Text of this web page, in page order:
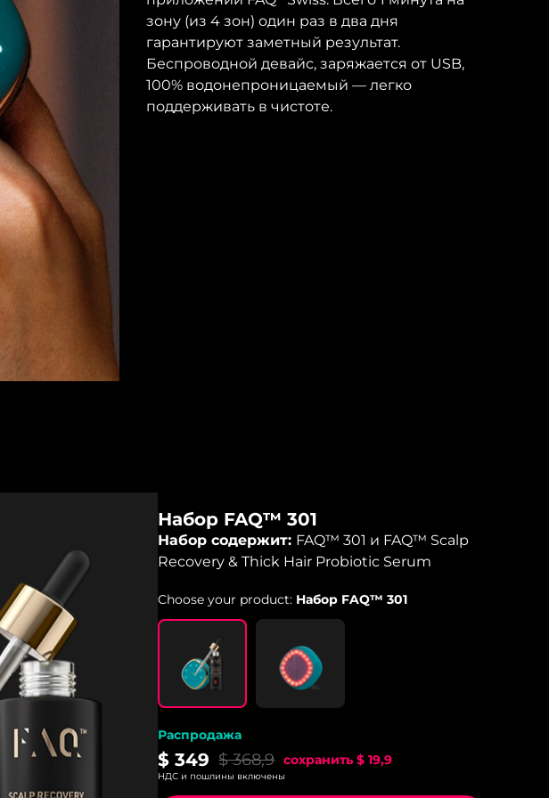
зону (из 4 зон) один раз в два дня
гарантируют заметный результат.
Беспроводной девайс, заряжается от USB,
100% водонепроницаемый — легко
поддерживать в чистоте.
Набор FAQ™ 301
Набор содержит: FAQ™ 301 и FAQ™ Scalp
Recovery & Thick Hair Probiotic Serum
Choose your product: Набор FAQ™ 301
Распродажа
$ 349 $ 368,9 сохранить$ 19,9
НДС и пошлины включены